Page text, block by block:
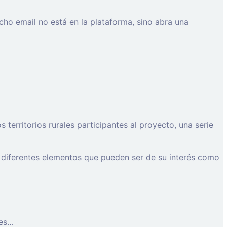
email no está en la plataforma, sino abra una
territorios rurales participantes al proyecto, una serie
elementos que pueden ser de su interés como